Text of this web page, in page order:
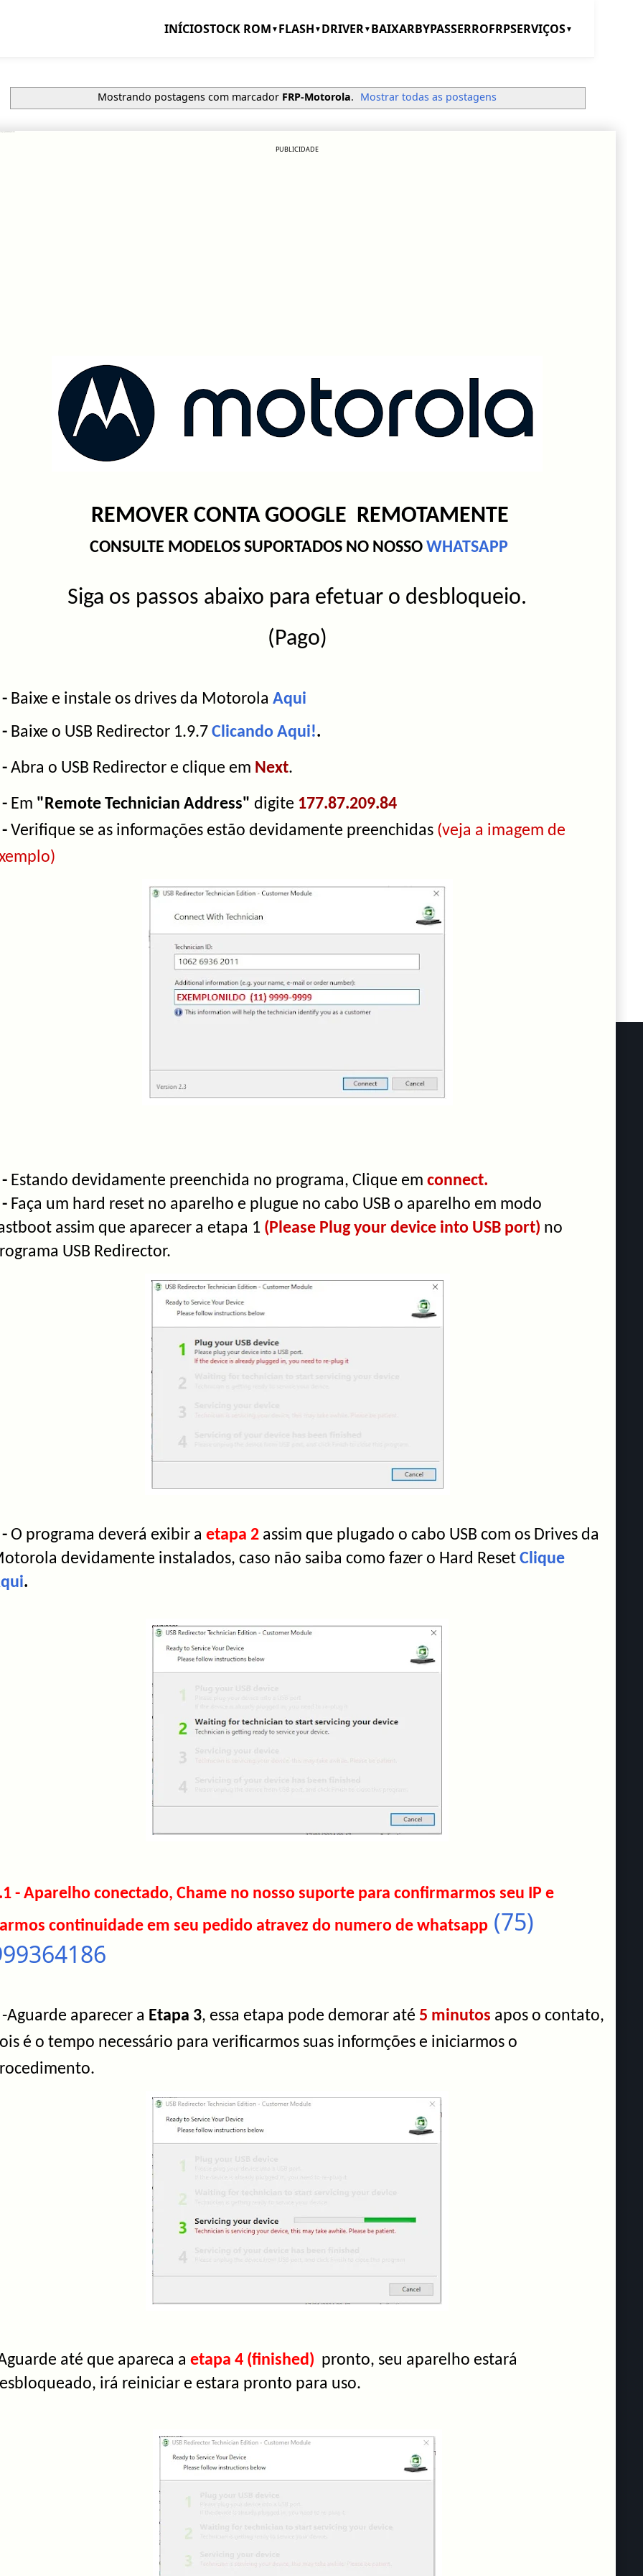
INÍCIOSTOCK ROM ▼ FLASH ▼ DRIVER▼ BAIXARBYPASSERROFRPSERVIÇOS▼
Mostrando postagens com marcador FRP-Motorola. Mostrar todas as postagens
PUBLICIDADE
REMOVER CONTA GOOGLE REMOTAMENTE
CONSULTE MODELOS SUPORTADOS NO NOSSO WHATSAPP
Siga os passos abaixo para efetuar o desbloqueio.
(Pago)
Baixe e instale os drives da Motorola Aqui
Baixe o USB Redirector 1.9.7 Clicando Aqui!.
Abra o USB Redirector e clique em Next.
Em "Remote Technician Address" digite 177.87.209.84
Verifique se as informações estão devidamente preenchidas (veja a imagem de
Estando devidamente preenchida no programa, Clique em connect.
Faça um hard reset no aparelho e plugue no cabo USB o aparelho em modo
assim que aparecer a etapa 1 (Please Plug your device into USB port) no
USB Redirector.
O programa deverá exibir a etapa 2 assim que plugado o cabo USB com os Drives da
devidamente instalados, caso não saiba como fazer o Hard Reset Clique
.
- Aparelho conectado, Chame no nosso suporte para confirmarmos seu IP e
continuidade em seu pedido atravez do numero de whatsapp (75)
Aguarde aparecer a Etapa 3, essa etapa pode demorar até 5 minutos apos o contato,
é o tempo necessário para verificarmos suas informções e iniciarmos o
até que apareca a etapa 4 (finished) pronto, seu aparelho estará
irá reiniciar e estara pronto para uso.